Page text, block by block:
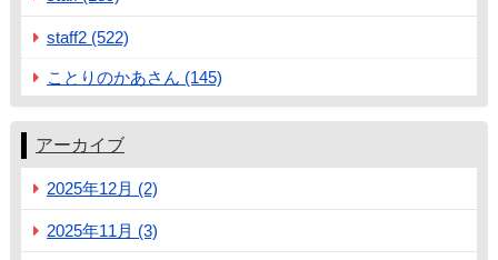
staff2 (522)
ことりのかあさん (145)
アーカイブ
2025年12月 (2)
2025年11月 (3)